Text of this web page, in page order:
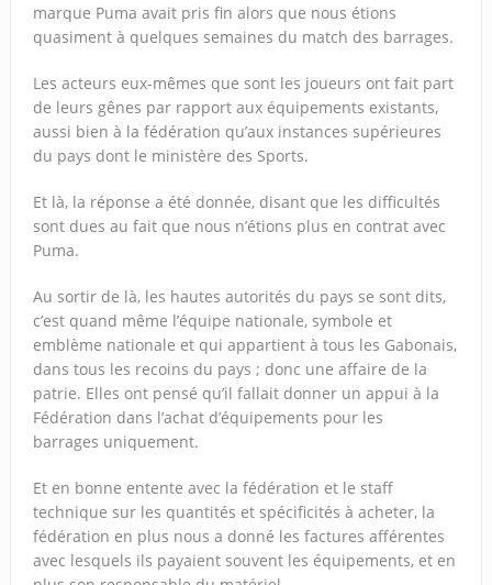
marque Puma avait pris fin alors que nous étions
quasiment à quelques semaines du match des barrages.
Les acteurs eux-mêmes que sont les joueurs ont fait part
de leurs gênes par rapport aux équipements existants,
aussi bien à la fédération qu’aux instances supérieures
du pays dont le ministère des Sports.
Et là, la réponse a été donnée, disant que les difficultés
sont dues au fait que nous n’étions plus en contrat avec
Puma.
Au sortir de là, les hautes autorités du pays se sont dits,
c’est quand même l’équipe nationale, symbole et
emblème nationale et qui appartient à tous les Gabonais,
dans tous les recoins du pays ; donc une affaire de la
patrie. Elles ont pensé qu’il fallait donner un appui à la
Fédération dans l’achat d’équipements pour les
barrages uniquement.
Et en bonne entente avec la fédération et le staff
technique sur les quantités et spécificités à acheter, la
fédération en plus nous a donné les factures afférentes
avec lesquels ils payaient souvent les équipements, et en